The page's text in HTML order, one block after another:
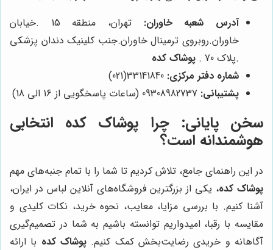
آدرس شعبه خاوران:
تهران، منطقه 15 .خیابان
خاوران.روبروی ترمینال خاوران.جنب کلینیک دندان پزشکی
.پلاک 70 .
پوشاک کده
شماره دفتر مرکزی:
پشتیبانی:
سخن پایانی: چرا پوشاک کده انتخابی
هوشمندانه است؟
در این راهنمای جامع، تلاش کردیم تا شما را با تمام جنبه‌های مهم
پوشاک کده، یکی از بزرگترین فروشگاه‌های آنلاین لباس در ایران،
آشنا کنیم. با بررسی مزایا، معایب، نحوه خرید، نکات کلیدی و
مقایسه با رقبا، امیدواریم توانسته باشیم به شما در تصمیم‌گیری
آگاهانه و خریدی رضایت‌بخش کمک کنیم. پوشاک کده با ارائه